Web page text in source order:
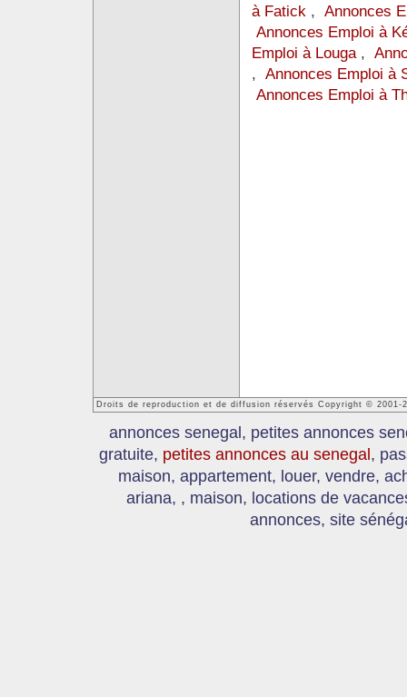
à Fatick, Annonces
Annonces Emploi à
Emploi à Louga,
, Annonces Emploi à
Annonces Emploi à
Droits de reproduction et de diffusion réservés Copyright © 2001-
annonces senegal, petites annonces
gratuite, petites annonces au senegal ,
maison, appartement, louer, vendre,
ariana, , maison, locations de
annonces, site